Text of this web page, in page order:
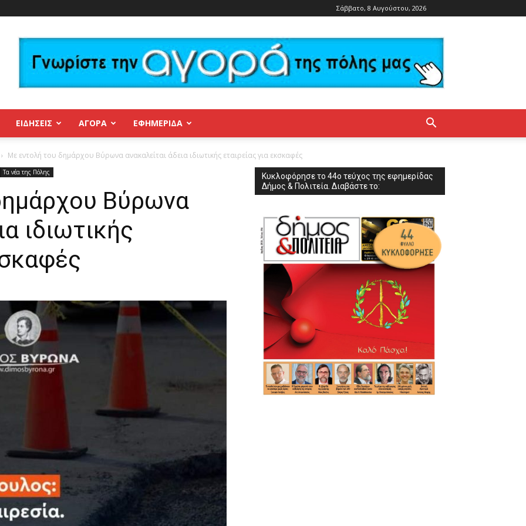
Σάββατο, 8 Αυγούστου, 2026
ΕΙΔΗΣΕΙΣ ΑΓΟΡΑ ΕΦΗΜΕΡΊΔΑ
Με εντολή του δημάρχου Βύρωνα ανακαλείται άδεια ιδιωτικής εταιρείας για εκσκαφές
Τα νέα της Πόλης
Βύρωνα
ιδιωτικής
Κυκλοφόρησε το 44ο τεύχος της εφημερίδας
Δήμος & Πολιτεία. Διαβάστε το: